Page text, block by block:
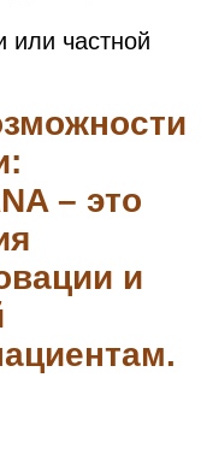
или частной
– это
и